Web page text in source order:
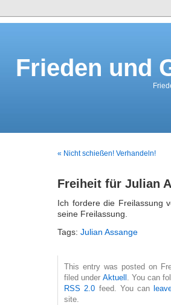
Frieden und
« Nicht schießen! Verhandeln!
Freiheit für Julian
Ich fordere die Freilassung
seine Freilassung.
Tags: Julian Assange
This entry was posted on
filed under Aktuell . You can
RSS 2.0 feed. You can
site.